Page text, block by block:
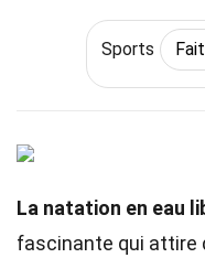
Sports
La natation en eau
fascinante qui attire